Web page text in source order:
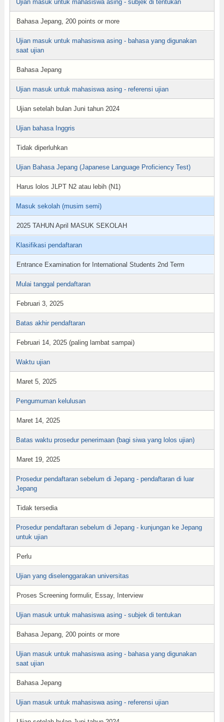
Ujian masuk untuk mahasiswa asing - subjek di tentukan
Bahasa Jepang, 200 points or more
Ujian masuk untuk mahasiswa asing - bahasa yang digunakan
saat ujian
Bahasa Jepang
Ujian masuk untuk mahasiswa asing - referensi ujian
Ujian setelah bulan Juni tahun 2024
Ujian bahasa Inggris
Tidak diperluhkan
Ujian Bahasa Jepang (Japanese Language Proficiency Test)
Harus lolos JLPT N2 atau lebih (N1)
Masuk sekolah (musim semi)
2025 TAHUN April MASUK SEKOLAH
Klasifikasi pendaftaran
Entrance Examination for International Students 2nd Term
Mulai tanggal pendaftaran
Februari 3, 2025
Batas akhir pendaftaran
Februari 14, 2025 (paling lambat sampai)
Waktu ujian
Maret 5, 2025
Pengumuman kelulusan
Maret 14, 2025
Batas waktu prosedur penerimaan (bagi siwa yang lolos ujian)
Maret 19, 2025
Prosedur pendaftaran sebelum di Jepang - pendaftaran di luar
Jepang
Tidak tersedia
Prosedur pendaftaran sebelum di Jepang - kunjungan ke Jepang
untuk ujian
Perlu
Ujian yang diselenggarakan universitas
Proses Screening formulir, Essay, Interview
Ujian masuk untuk mahasiswa asing - subjek di tentukan
Bahasa Jepang, 200 points or more
Ujian masuk untuk mahasiswa asing - bahasa yang digunakan
saat ujian
Bahasa Jepang
Ujian masuk untuk mahasiswa asing - referensi ujian